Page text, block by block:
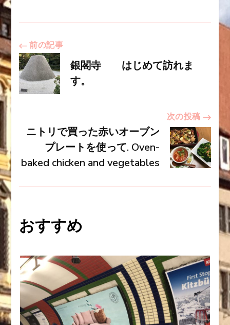
投
稿
ナ
ビ
ゲ
ー
シ
ョ
ン
前の記事
銀閣寺 はじめて訪れま
す。
次の投稿
ニトリで買った赤いオーブン
プレートを使って. Oven-
baked chicken and vegetables
おすすめ